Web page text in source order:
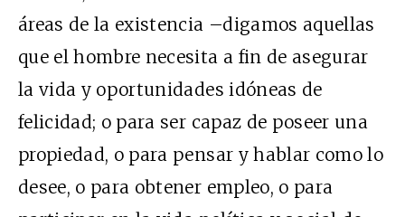
áreas de la existencia –digamos aquellas
que el hombre necesita a fin de asegurar
la vida y oportunidades idóneas de
felicidad; o para ser capaz de poseer una
propiedad, o para pensar y hablar como lo
desee, o para obtener empleo, o para